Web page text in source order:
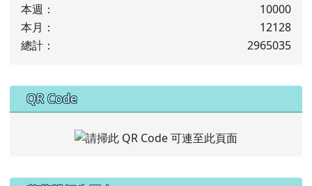
本週：
10000
本月：
12128
總計：
2965035
下中右區域內容
QR Code